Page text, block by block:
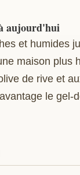
aujourd'hui
et humides
maison plus
de rive et
le